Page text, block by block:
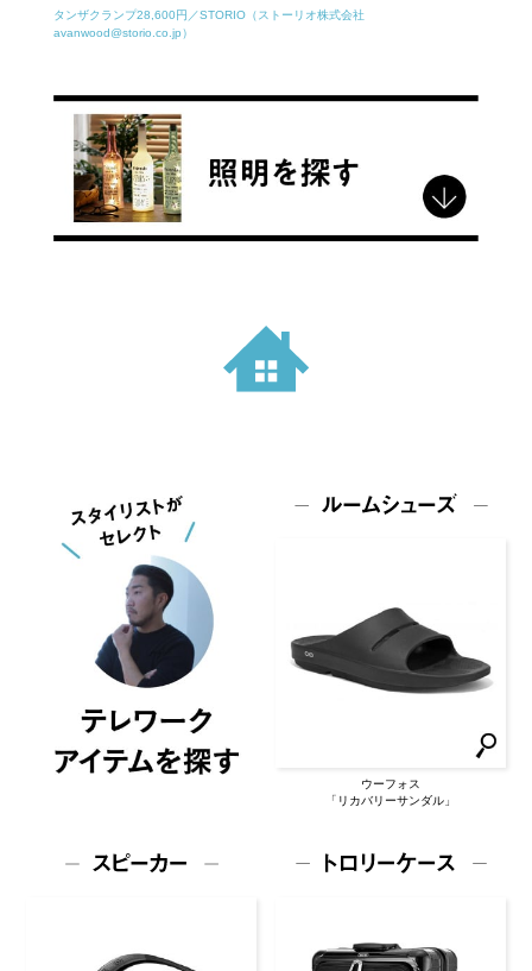
タンザクランプ28,600円／STORIO（ストーリオ株式会社
avanwood@storio.co.jp）
ウーフォス
「リカバリーサンダル」